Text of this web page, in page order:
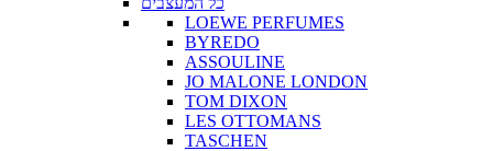
LOEWE PERFUMES
BYREDO
ASSOULINE
JO MALONE LONDON
TOM DIXON
LES OTTOMANS
TASCHEN